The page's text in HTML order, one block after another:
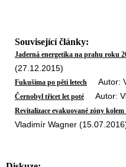
Související články:
Jaderná energetika na prahu roku
(27.12.2015)
Fukušima po pěti letech Autor:
Černobyl třicet let poté Autor:
Revitalizace evakuované zóny
Vladimír Wagner